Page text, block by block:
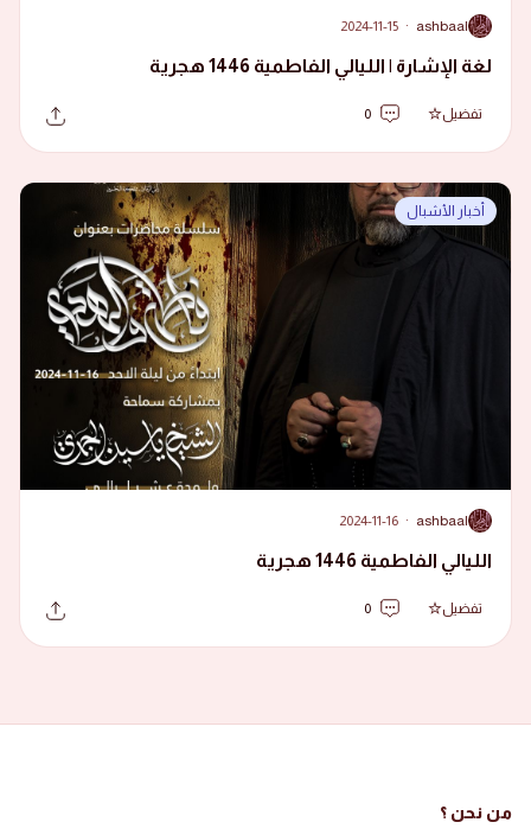
A
ashbaal
·
2024-11-15
لغة الإشارة | الليالي الفاطمية 1446 هجرية
تفضيل 0
أخبار الأشبال
A
ashbaal
·
2024-11-16
الليالي الفاطمية 1446 هجرية
تفضيل 0
من نحن ؟